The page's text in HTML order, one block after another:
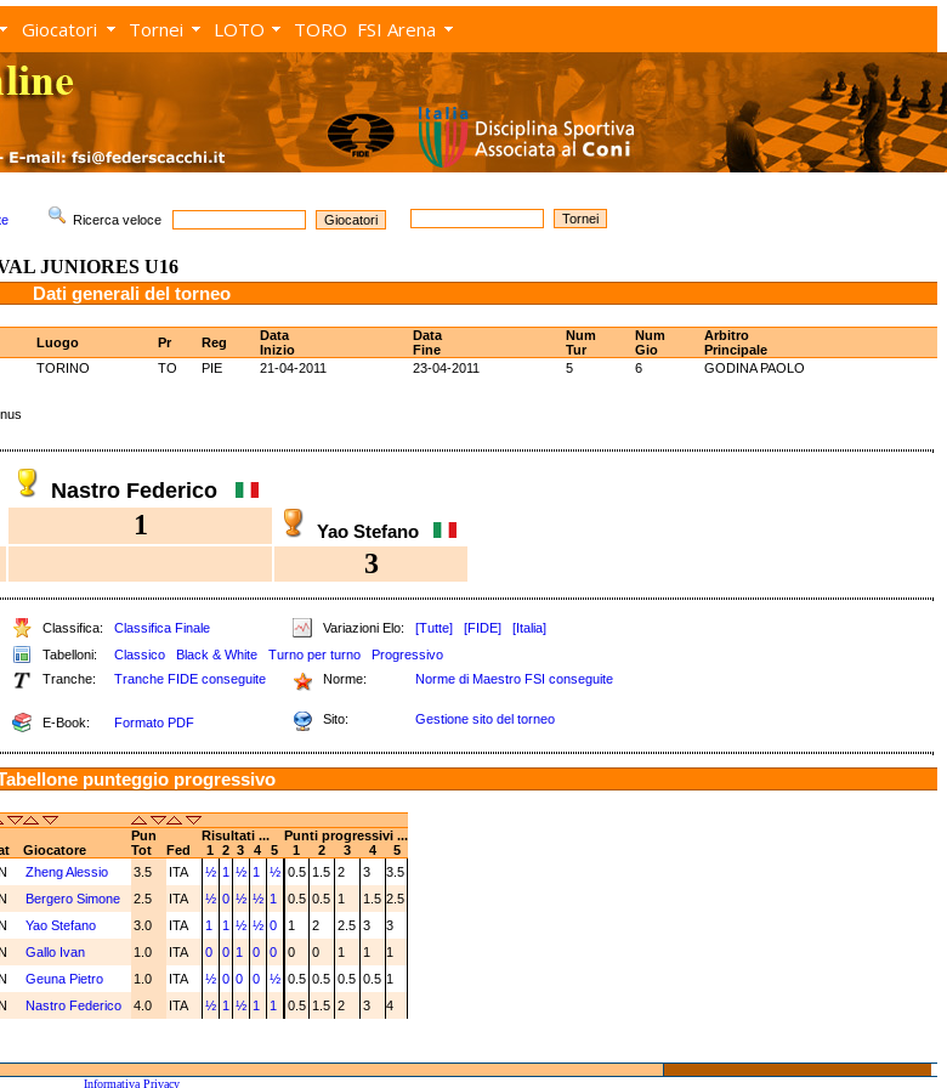
Giocatori Tornei LOTO TORO FSI Arena
Ricerca veloce
JUNIORES U16
Dati generali del torneo
Luogo Pr Reg
Data
Inizio
Data
Fine
Num
Tur
Num
Gio
Arbitro
Principale
TORINO TO PIE 21-04-2011 23-04-2011 5 6
GODINA PAOLO
Nastro Federico
1 Yao Stefano
3
Classifica: Classifica Finale Variazioni Elo: [Tutte] [FIDE]
[Italia]
Tabelloni: Classico Black & White Turno per turno
Progressivo
Tranche: Tranche FIDE conseguite Norme: Norme di Maestro FSI conseguite
E-Book: Formato PDF Sito: Gestione sito del torneo
punteggio progressivo
Pun Risultati ...
Punti progressivi ...
Giocatore Tot Fed 1 2 3 4 5 1 2 3 4
5
Zheng Alessio 3.5 ITA ½ 1 ½ 1 ½ 0.5 1.5 2 3
3.5
Bergero Simone 2.5 ITA ½ 0 ½ ½ 1 0.5 0.5 1 1.5 2.5
Yao Stefano 3.0 ITA 1 1 ½ ½ 0 1 2 2.5 3
3
Gallo Ivan 1.0 ITA 0 0 1 0 0 0 0 1 1
1
Geuna Pietro 1.0 ITA ½ 0 0 0 ½ 0.5 0.5 0.5 0.5 1
Nastro Federico 4.0 ITA ½ 1 ½ 1 1 0.5 1.5 2 3 4
Informativa Privacy